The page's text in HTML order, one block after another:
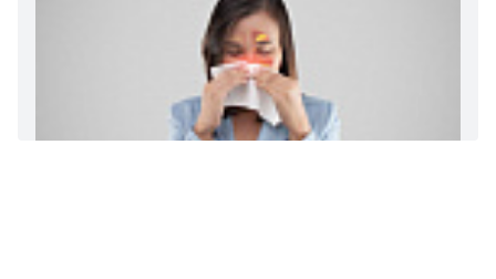
Ларингит: все о ларингите и его лечении. Как
спасти свой голос.